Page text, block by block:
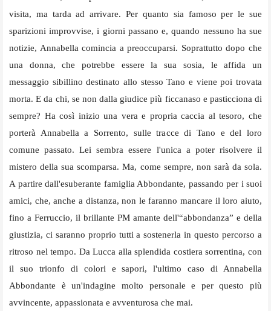
visita, ma tarda ad arrivare. Per quanto sia famoso per le sue
sparizioni improvvise, i giorni passano e, quando nessuno ha sue
notizie, Annabella comincia a preoccuparsi. Soprattutto dopo che
una donna, che potrebbe essere la sua sosia, le affida un
messaggio sibillino destinato allo stesso Tano e viene poi trovata
morta. E da chi, se non dalla giudice più ficcanaso e pasticciona di
sempre? Ha così inizio una vera e propria caccia al tesoro, che
porterà Annabella a Sorrento, sulle tracce di Tano e del loro
comune passato. Lei sembra essere l'unica a poter risolvere il
mistero della sua scomparsa. Ma, come sempre, non sarà da sola.
A partire dall'esuberante famiglia Abbondante, passando per i suoi
amici, che, anche a distanza, non le faranno mancare il loro aiuto,
fino a Ferruccio, il brillante PM amante dell'“abbondanza” e della
giustizia, ci saranno proprio tutti a sostenerla in questo percorso a
ritroso nel tempo. Da Lucca alla splendida costiera sorrentina, con
il suo trionfo di colori e sapori, l'ultimo caso di Annabella
Abbondante è un'indagine molto personale e per questo più
avvincente, appassionata e avventurosa che mai.